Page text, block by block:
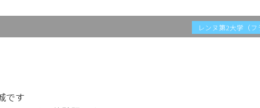
レンヌ第2大学（フ
です